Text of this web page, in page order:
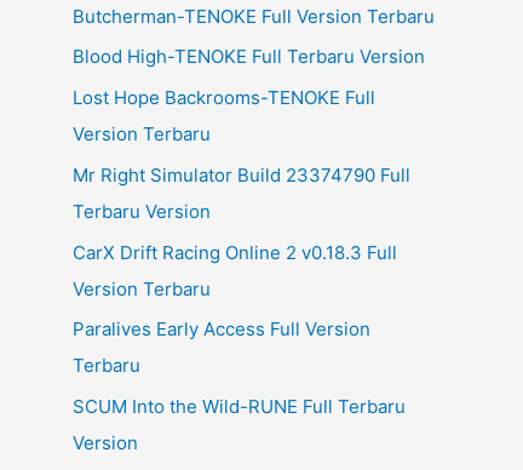
r
:
Butcherman-TENOKE Full Version Terbaru
Blood High-TENOKE Full Terbaru Version
Lost Hope Backrooms-TENOKE Full
Version Terbaru
Mr Right Simulator Build 23374790 Full
Terbaru Version
CarX Drift Racing Online 2 v0.18.3 Full
Version Terbaru
Paralives Early Access Full Version
Terbaru
SCUM Into the Wild-RUNE Full Terbaru
Version